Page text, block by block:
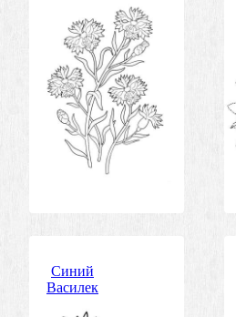
Синий
Василек